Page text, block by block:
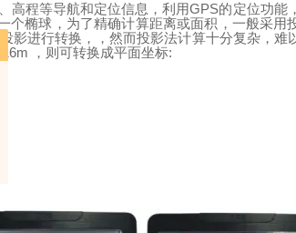
高程等导航和定位信息，利用GPS的定位功能
个椭球，为了精确计算距离或面积，一般采用
影进行转换，，然而投影法计算十分复杂，难
，则可转换成平面坐标: